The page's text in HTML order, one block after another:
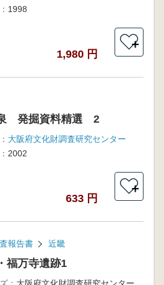
1998
1,980 円
＋
発掘資料精選 2
大阪府文化財調査研究センター
2002
633 円
＋
報告書 近畿
福万寺遺跡1